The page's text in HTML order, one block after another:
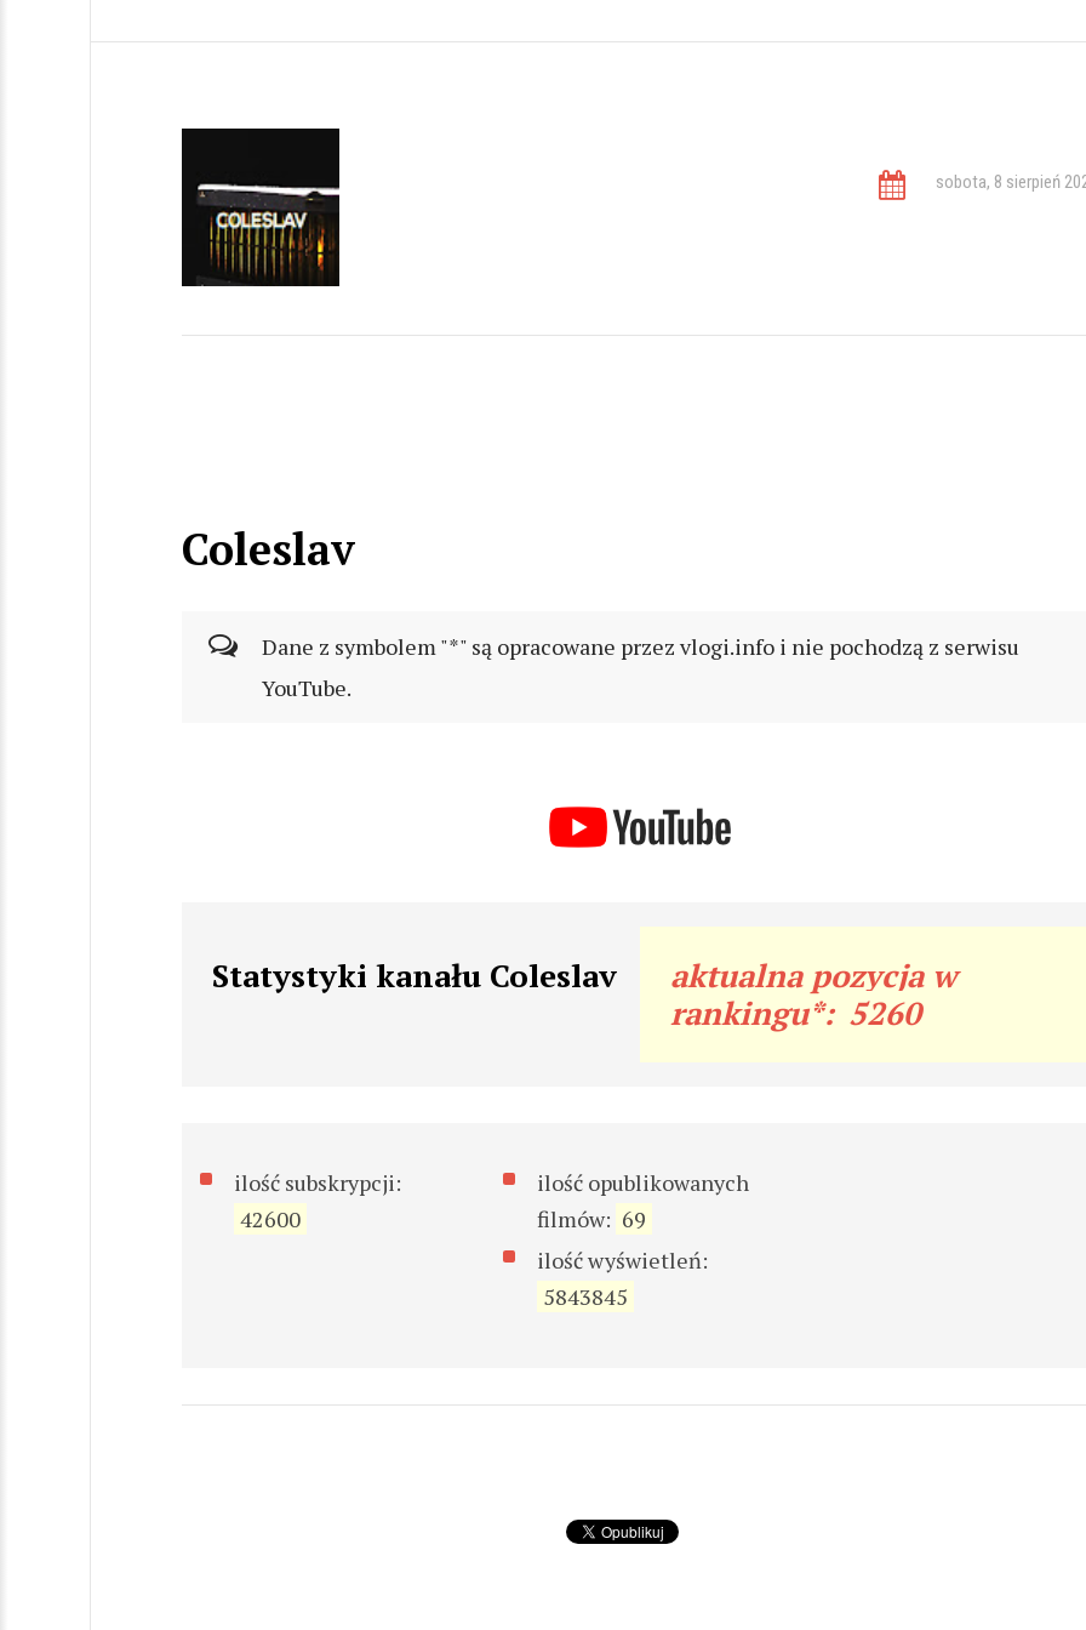
sobota, 8 sierpień
Coleslav
Dane z symbolem "*" są opracowane przez vlogi.info i nie pochodzą z serwisu
YouTube.
Statystyki kanału Coleslav
aktualna pozycja w
rankingu*: 5260
ilość subskrypcji:
42600
ilość opublikowanych
filmów: 69
ilość wyświetleń:
5843845